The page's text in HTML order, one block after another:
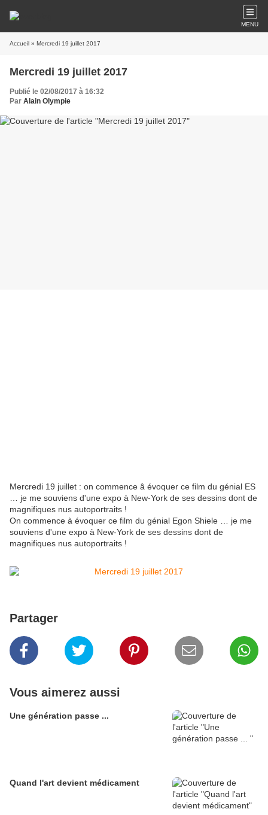
MENU
Accueil » Mercredi 19 juillet 2017
Mercredi 19 juillet 2017
Publié le 02/08/2017 à 16:32
Par Alain Olympie
Mercredi 19 juillet : on commence â évoquer ce film du génial ES
… je me souviens d'une expo à New-York de ses dessins dont de
magnifiques nus autoportraits !
On commence à évoquer ce film du génial Egon Shiele … je me
souviens d'une expo à New-York de ses dessins dont de
magnifiques nus autoportraits !
Partager
Vous aimerez aussi
Une génération passe ...
Quand l'art devient médicament